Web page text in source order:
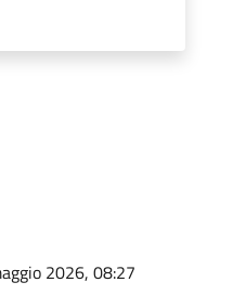
2026, 08:27